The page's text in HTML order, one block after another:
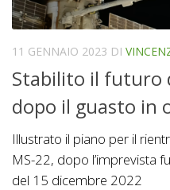
11 GENNAIO 2023 DI
Stabilito il futuro
dopo il guasto in
Illustrato il piano per il
MS-22, dopo l’imprevista
del 15 dicembre 2022